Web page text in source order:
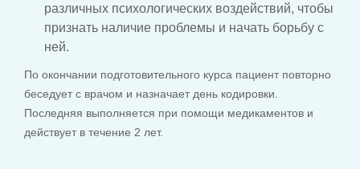
различных психологических воздействий, чтобы
признать наличие проблемы и начать борьбу с
ней.
По окончании подготовительного курса пациент повторно
беседует с врачом и назначает день кодировки.
Последняя выполняется при помощи медикаментов и
действует в течение 2 лет.